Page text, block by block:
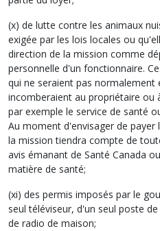
(x) de lutte contre les animaux
exigée par les lois locales ou
direction de la mission comme
personnelle d'un fonctionnaire.
qui ne seraient pas normalement
incomberaient au propriétaire ou
par exemple le service de santé
Au moment d'envisager de payer
la mission tiendra compte de
avis émanant de Santé Canada
matière de santé;
(xi) des permis imposés par le
seul téléviseur, d'un seul poste
de radio de maison;